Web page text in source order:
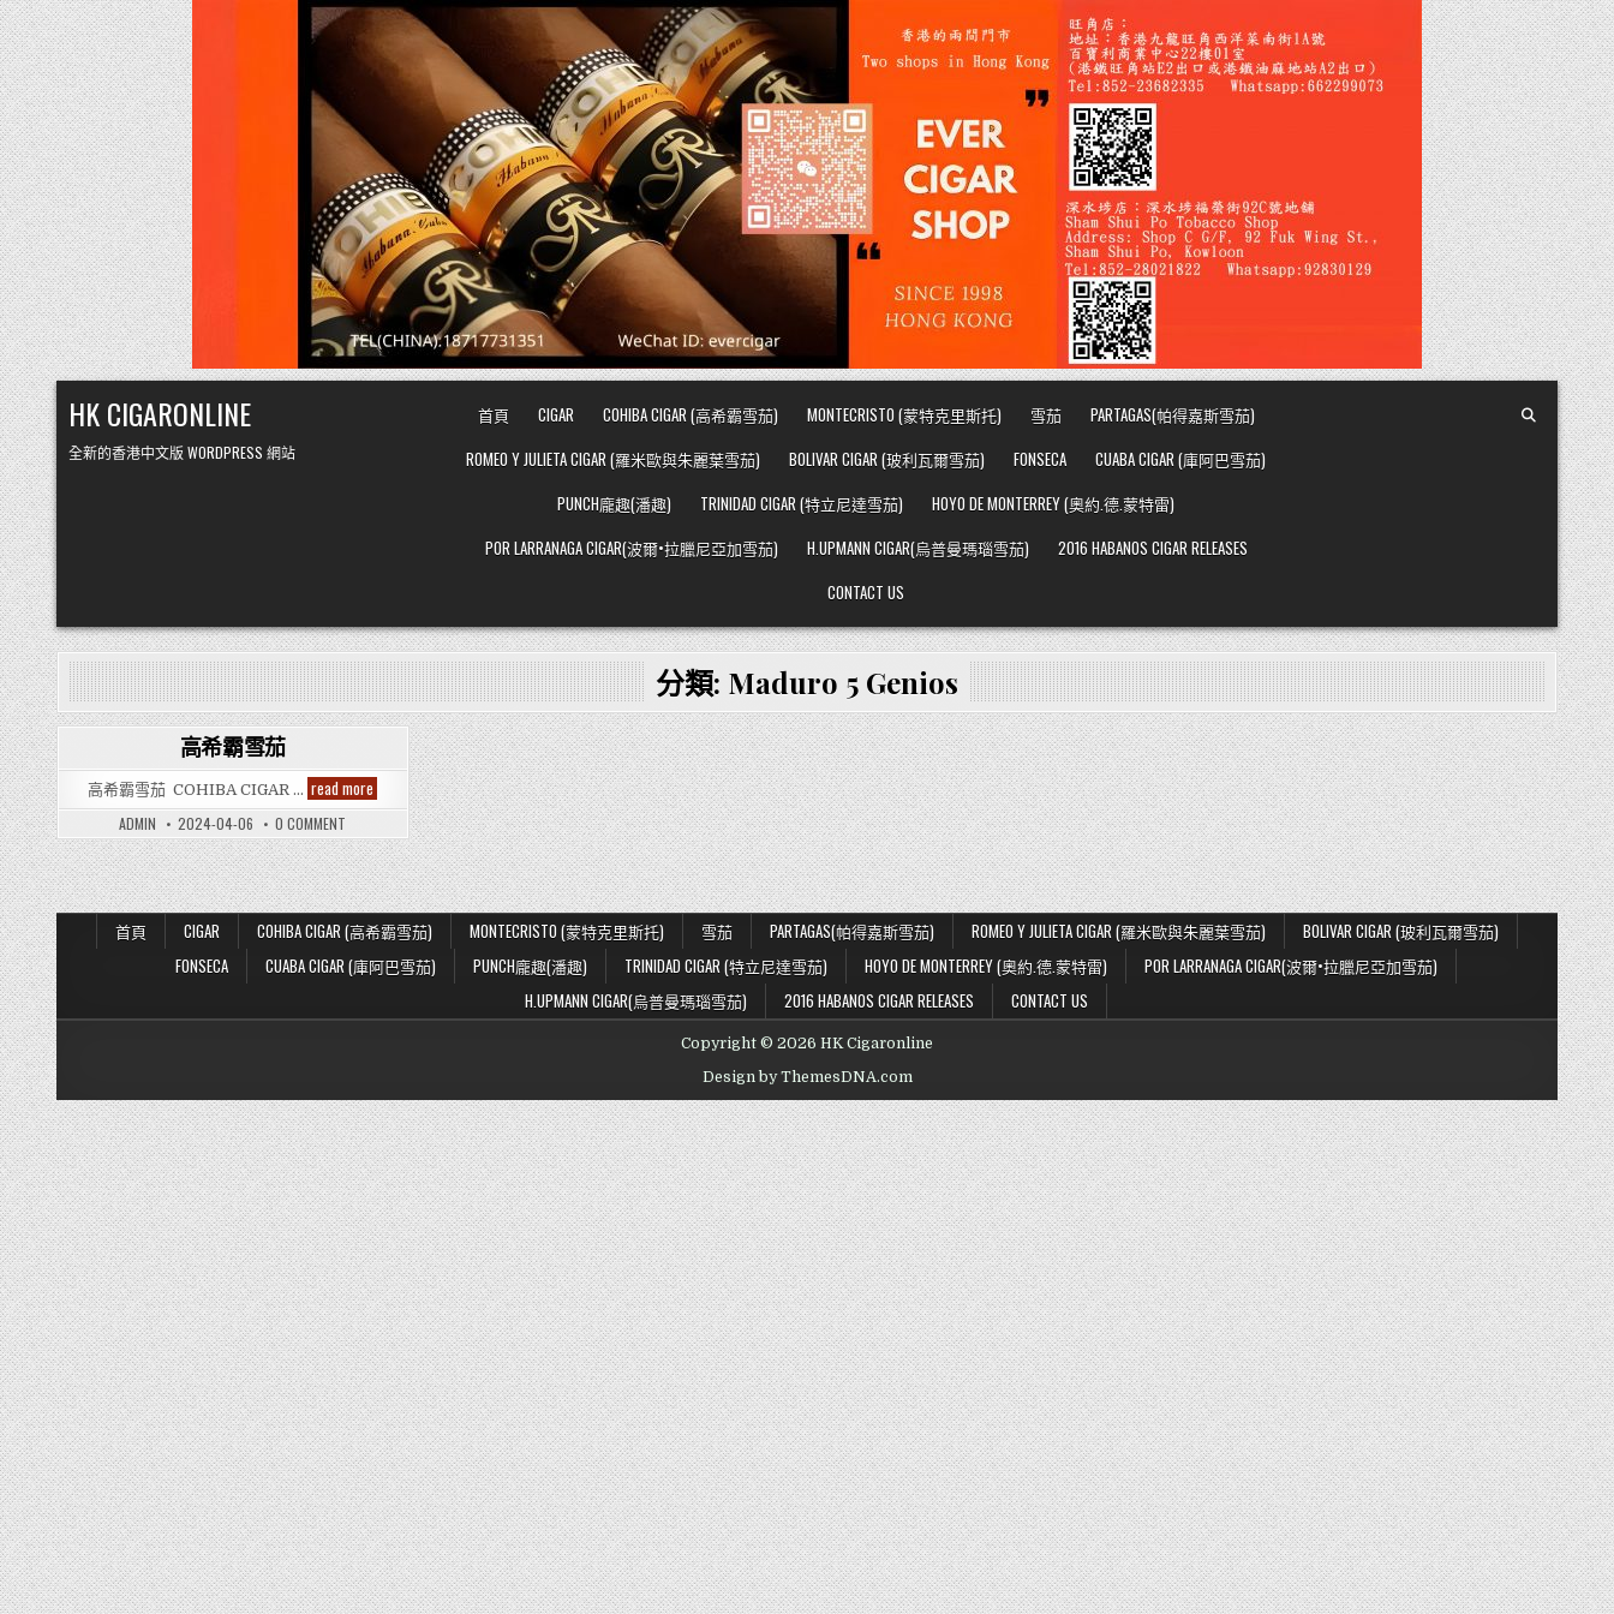
Skip
to
content
HK CIGARONLINE
全新的香港中文版 WORDPRESS 網站
首頁 CIGAR COHIBA CIGAR (高希霸雪茄) MONTECRISTO (蒙特克里斯托) 雪茄
PARTAGAS(帕得嘉斯雪茄)
ROMEO Y JULIETA CIGAR (羅米歐與朱麗葉雪茄)
BOLIVAR CIGAR (玻利瓦爾雪茄) FONSECA
CUABA CIGAR (庫阿巴雪茄)
PUNCH龐趣(潘趣)
TRINIDAD CIGAR (特立尼達雪茄)
HOYO DE MONTERREY (奧約.德.蒙特雷)
POR LARRANAGA CIGAR(波爾•拉臘尼亞加雪茄)
H.UPMANN CIGAR(烏普曼瑪瑙雪茄)
2016 HABANOS CIGAR RELEASES
CONTACT US
分類: Maduro 5 Genios
Posted
高希霸雪茄
高希霸雪茄 COHIBA CIGAR … read more
希
雪
茄
ADMIN 2024-04-06 0 COMMENT
高
希
霸
雪
茄
首頁 CIGAR COHIBA CIGAR (高希霸雪茄) MONTECRISTO (蒙特克里斯托) 雪茄 PARTAGAS(帕得嘉斯雪茄) ROMEO Y JULIETA CIGAR (羅米歐與朱麗葉雪茄)
BOLIVAR CIGAR (玻利瓦爾雪茄)
FONSECA
CUABA CIGAR (庫阿巴雪茄) PUNCH龐趣(潘趣) TRINIDAD CIGAR (特立尼達雪茄) HOYO DE MONTERREY (奧約.德.蒙特雷)
POR LARRANAGA CIGAR(波爾•拉臘尼亞加雪茄)
H.UPMANN CIGAR(烏普曼瑪瑙雪茄)
2016 HABANOS CIGAR RELEASES CONTACT US
Copyright © 2026 HK Cigaronline
Design by ThemesDNA.com